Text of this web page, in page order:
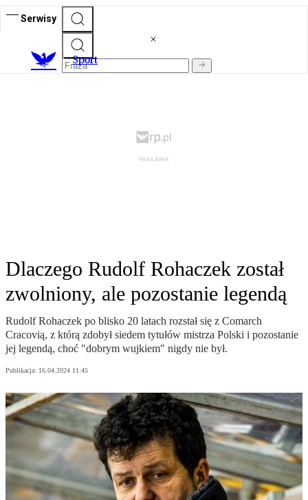
Serwisy
Sport
Dlaczego Rudolf Rohaczek został
zwolniony, ale pozostanie legendą
Rudolf Rohaczek po blisko 20 latach rozstał się z Comarch
Cracovią, z którą zdobył siedem tytułów mistrza Polski i pozostanie
jej legendą, choć "dobrym wujkiem" nigdy nie był.
Publikacja: 16.04.2024 11:45